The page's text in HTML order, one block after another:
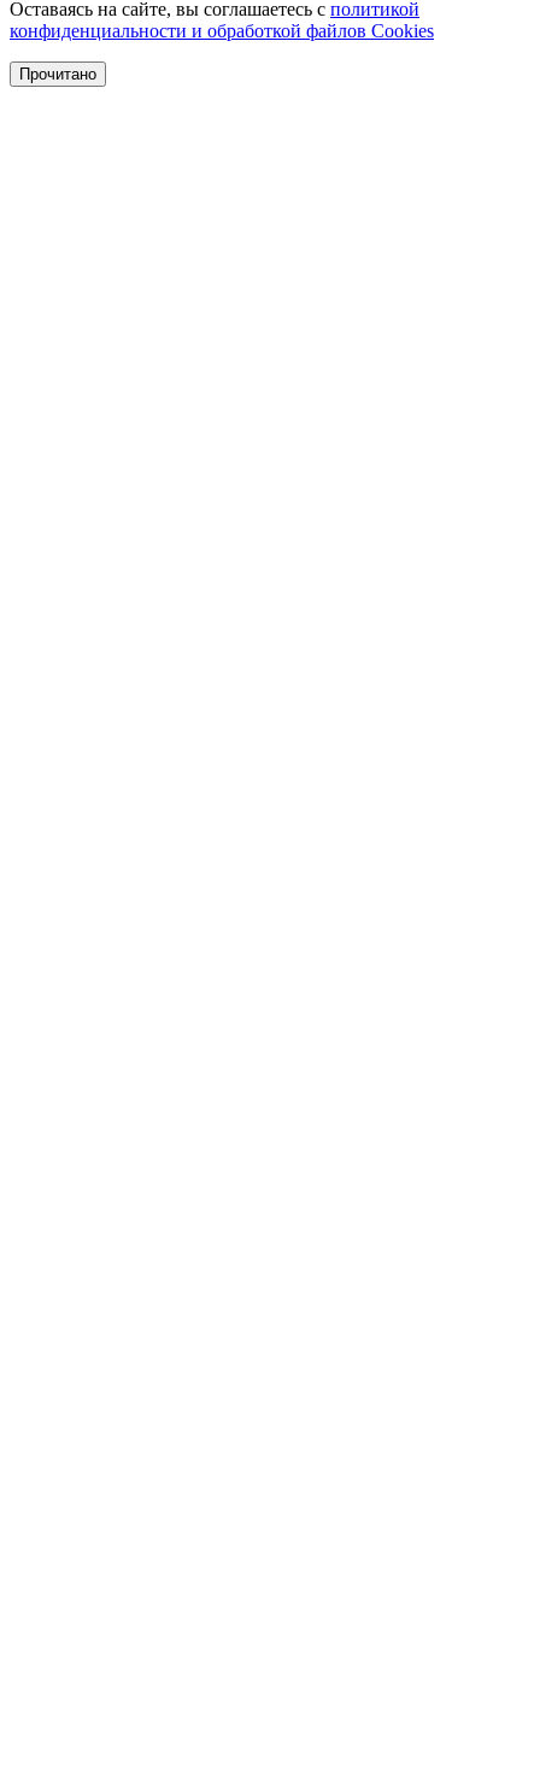
Оставаясь на сайте, вы соглашаетесь с политикой
конфиденциальности и обработкой файлов Cookies
Прочитано